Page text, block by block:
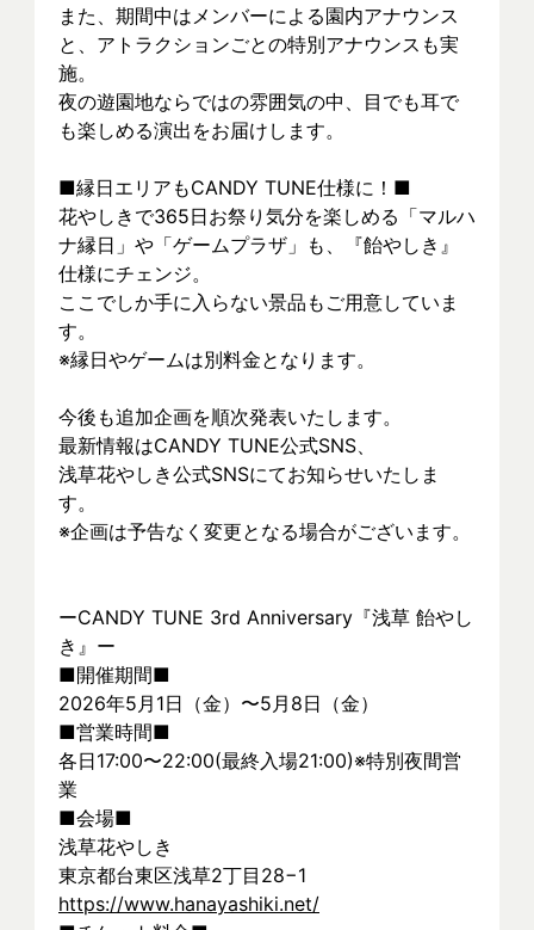
また、期間中はメンバーによる園内アナウンス
と、アトラクションごとの特別アナウンスも実
施。
夜の遊園地ならではの雰囲気の中、目でも耳で
も楽しめる演出をお届けします。
■縁日エリアもCANDY TUNE仕様に！■
花やしきで365日お祭り気分を楽しめる「マルハ
ナ縁日」や「ゲームプラザ」も、『飴やしき』
仕様にチェンジ。
ここでしか手に入らない景品もご用意していま
す。
※縁日やゲームは別料金となります。
今後も追加企画を順次発表いたします。
最新情報はCANDY TUNE公式SNS、
浅草花やしき公式SNSにてお知らせいたしま
す。
※企画は予告なく変更となる場合がございます。
ーCANDY TUNE 3rd Anniversary『浅草 飴やし
き』ー
■開催期間■
2026年5月1日（金）〜5月8日（金）
■営業時間■
各日17:00〜22:00(最終入場21:00)※特別夜間営
業
■会場■
浅草花やしき
東京都台東区浅草2丁目28−1
https://www.hanayashiki.net/